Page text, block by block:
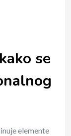
se
elemente